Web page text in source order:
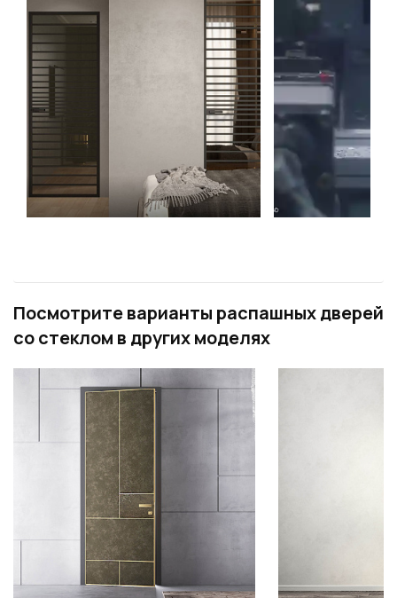
Посмотрите варианты распашных дверей
со стеклом в других моделях